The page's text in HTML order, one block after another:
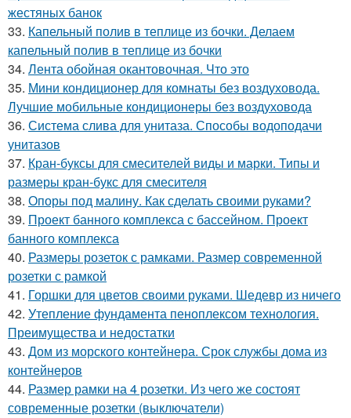
жестяных банок
33. Капельный полив в теплице из бочки. Делаем
капельный полив в теплице из бочки
34. Лента обойная окантовочная. Что это
35. Мини кондиционер для комнаты без воздуховода.
Лучшие мобильные кондиционеры без воздуховода
36. Система слива для унитаза. Способы водоподачи
унитазов
37. Кран-буксы для смесителей виды и марки. Типы и
размеры кран-букс для смесителя
38. Опоры под малину. Как сделать своими руками?
39. Проект банного комплекса с бассейном. Проект
банного комплекса
40. Размеры розеток с рамками. Размер современной
розетки с рамкой
41. Горшки для цветов своими руками. Шедевр из ничего
42. Утепление фундамента пеноплексом технология.
Преимущества и недостатки
43. Дом из морского контейнера. Срок службы дома из
контейнеров
44. Размер рамки на 4 розетки. Из чего же состоят
современные розетки (выключатели)